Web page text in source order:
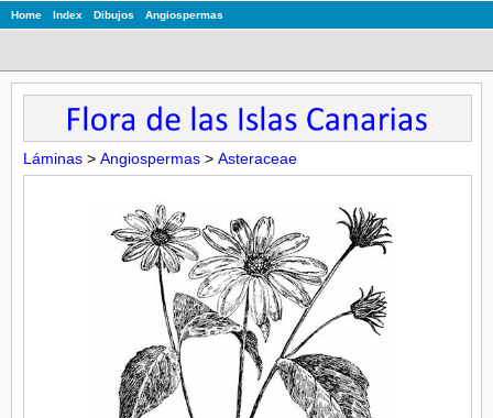
Home Index Dibujos Angiospermas
Láminas > Angiospermas > Asteraceae